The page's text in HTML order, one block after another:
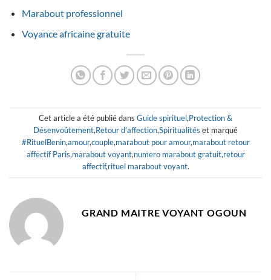
Marabout professionnel
Voyance africaine gratuite
Cet article a été publié dans Guide spirituel,Protection &
Désenvoûtement,Retour d'affection,Spiritualités et marqué
#RituelBenin,amour,couple,marabout pour amour,marabout retour
affectif Paris,marabout voyant,numero marabout gratuit,retour
affectif,rituel marabout voyant.
GRAND MAITRE VOYANT OGOUN